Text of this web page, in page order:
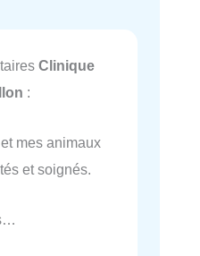
Clinique
:
mes animaux
et soignés.